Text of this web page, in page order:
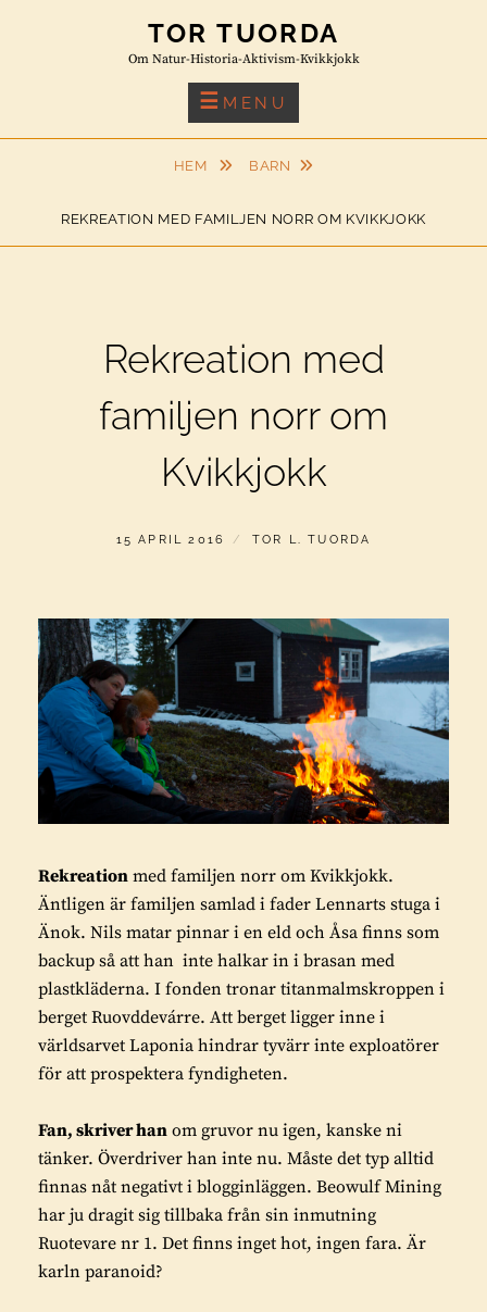
TOR TUORDA
Om Natur-Historia-Aktivism-Kvikkjokk
MENU
HEM BARN
REKREATION MED FAMILJEN NORR OM KVIKKJOKK
Rekreation med
familjen norr om
Kvikkjokk
PUBLICERAT
15 APRIL 2016 AV
TOR L. TUORDA
Rekreation med familjen norr om Kvikkjokk.
Äntligen är familjen samlad i fader Lennarts stuga i
Änok. Nils matar pinnar i en eld och Åsa finns som
backup så att han inte halkar in i brasan med
plastkläderna. I fonden tronar titanmalmskroppen i
berget Ruovddevárre. Att berget ligger inne i
världsarvet Laponia hindrar tyvärr inte exploatörer
för att prospektera fyndigheten.
Fan, skriver han om gruvor nu igen, kanske ni
tänker. Överdriver han inte nu. Måste det typ alltid
finnas nåt negativt i blogginläggen. Beowulf Mining
har ju dragit sig tillbaka från sin inmutning
Ruotevare nr 1. Det finns inget hot, ingen fara. Är
karln paranoid?